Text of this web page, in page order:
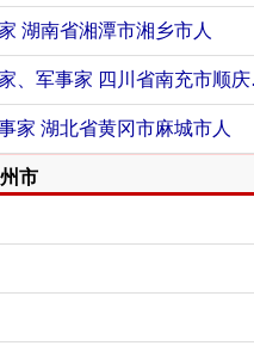
湖南省湘潭市湘乡市人
、军事家 四川省南充市顺庆区人
家 湖北省黄冈市麻城市人
市